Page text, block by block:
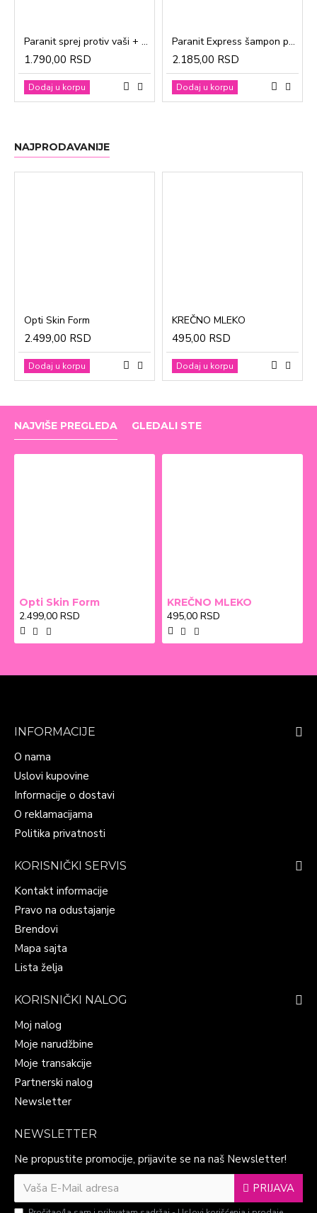
Paranit sprej protiv vaši + češalj 100ml
1.790,00 RSD
Dodaj u korpu
Paranit Express šampon protiv vaši + češalj 200ml
2.185,00 RSD
Dodaj u korpu
NAJPRODAVANIJE
Opti Skin Form
2.499,00 RSD
Dodaj u korpu
KREČNO MLEKO
495,00 RSD
Dodaj u korpu
NAJVIŠE PREGLEDA GLEDALI STE
Opti Skin Form
2.499,00 RSD
KREČNO MLEKO
495,00 RSD
INFORMACIJE
O nama
Uslovi kupovine
Informacije o dostavi
O reklamacijama
Politika privatnosti
KORISNIČKI SERVIS
Kontakt informacije
Pravo na odustajanje
Brendovi
Mapa sajta
Lista želja
KORISNIČKI NALOG
Moj nalog
Moje narudžbine
Moje transakcije
Partnerski nalog
Newsletter
NEWSLETTER
Ne propustite promocije, prijavite se na naš Newsletter!
PRIJAVA